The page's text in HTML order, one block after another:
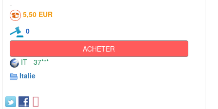
5,50 EUR
0
ACHETER
IT - 37***
Italie